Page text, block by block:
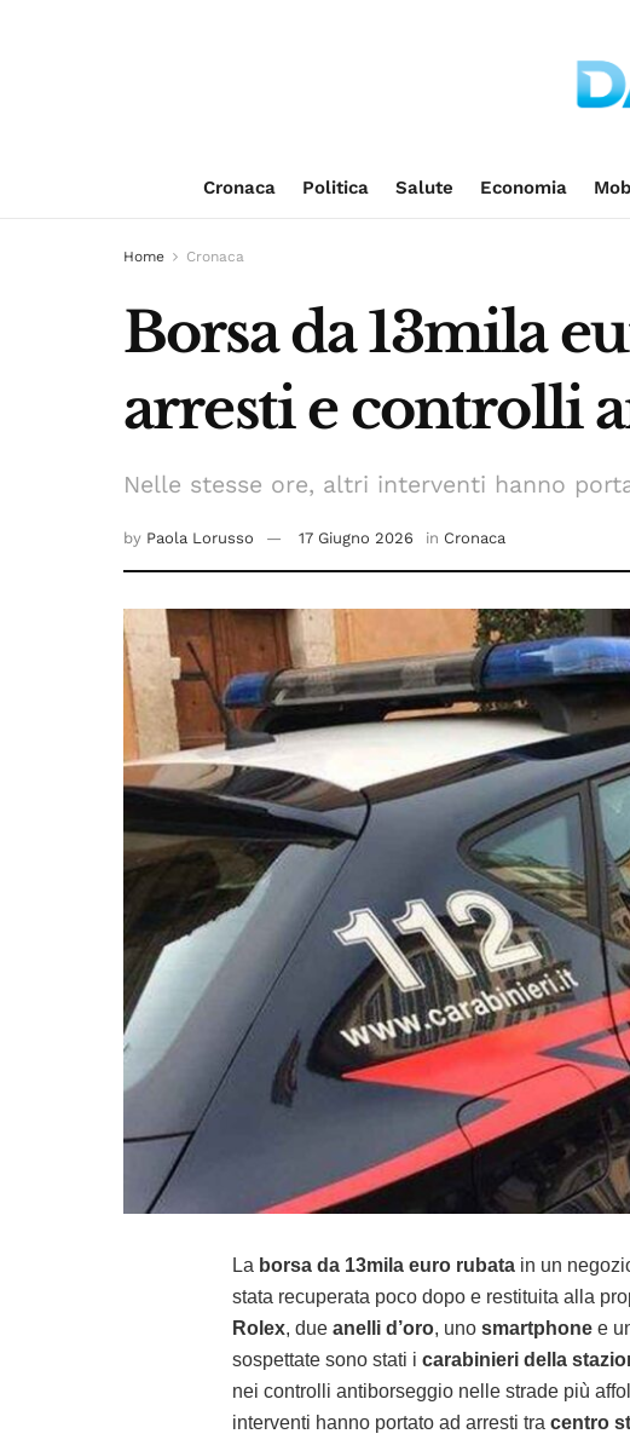
Cronaca Politica Salute Economia
Home Cronaca
Borsa da 13mila
arresti e controlli
Nelle stesse ore, altri interventi hanno
by Paola Lorusso 17 Giugno 2026 in Cronaca
La borsa da 13mila euro rubata in un
stata recuperata poco dopo e restituita alla
Rolex, due anelli d’oro, uno smartphone e
sospettate sono stati i carabinieri della
nei controlli antiborseggio nelle strade più
interventi hanno portato ad arresti tra centro